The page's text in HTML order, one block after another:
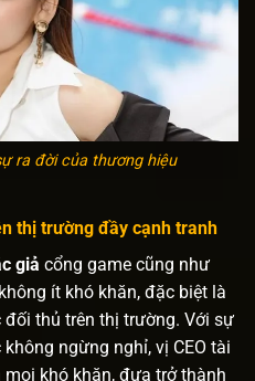
ra đời của thương hiệu
thị trường đầy cạnh tranh
giả cổng game cũng như
ít khó khăn, đặc biệt là
thủ trên thị trường. Với sự
ngừng nghỉ, vị CEO tài
khó khăn, đưa trở thành